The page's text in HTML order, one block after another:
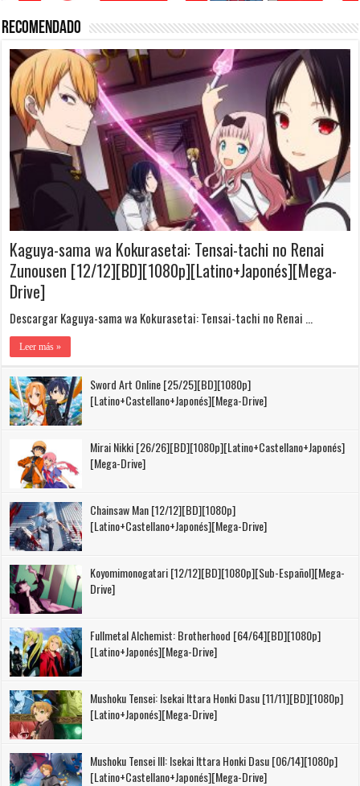
Recomendado
Kaguya-sama wa Kokurasetai: Tensai-tachi no Renai
Zunousen [12/12][BD][1080p][Latino+Japonés][Mega-
Drive]
Descargar Kaguya-sama wa Kokurasetai: Tensai-tachi no Renai …
Leer más »
Sword Art Online [25/25][BD][1080p]
[Latino+Castellano+Japonés][Mega-Drive]
Mirai Nikki [26/26][BD][1080p][Latino+Castellano+Japonés]
[Mega-Drive]
Chainsaw Man [12/12][BD][1080p]
[Latino+Castellano+Japonés][Mega-Drive]
Koyomimonogatari [12/12][BD][1080p][Sub-Español][Mega-
Drive]
Fullmetal Alchemist: Brotherhood [64/64][BD][1080p]
[Latino+Japonés][Mega-Drive]
Mushoku Tensei: Isekai Ittara Honki Dasu [11/11][BD][1080p]
[Latino+Japonés][Mega-Drive]
Mushoku Tensei III: Isekai Ittara Honki Dasu [06/14][1080p]
[Latino+Castellano+Japonés][Mega-Drive]